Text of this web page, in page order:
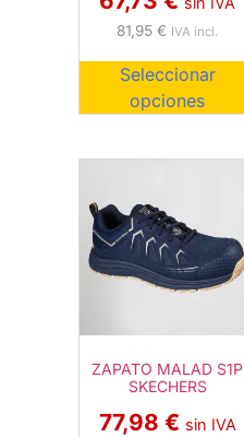
81,95€ IVA incl.
Seleccionar
opciones
ZAPATO MALAD S1P
SKECHERS
77,98 € sin IVA